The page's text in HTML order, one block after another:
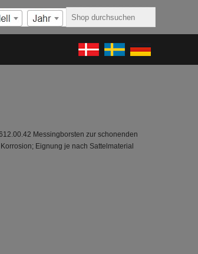
Messingborsten zur schonenden
Eignung je nach Sattelmaterial